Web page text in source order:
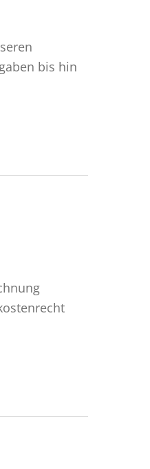
bis hin